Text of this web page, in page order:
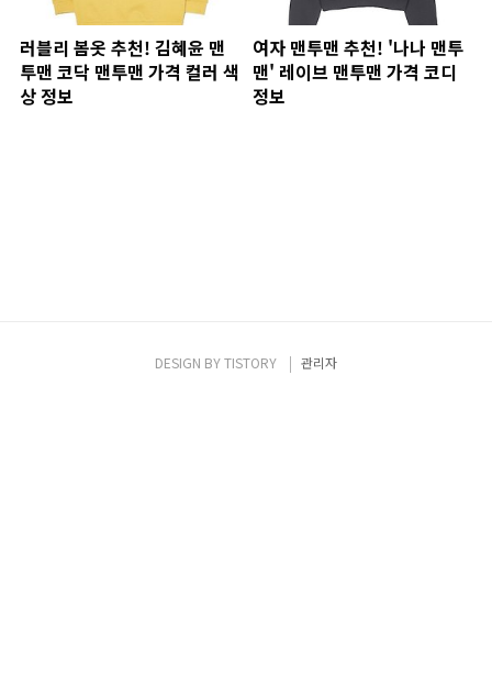
러블리 봄옷 추천! 김혜윤 맨
투맨 코닥 맨투맨 가격 컬러 색
상 정보
여자 맨투맨 추천! '나나 맨투
맨' 레이브 맨투맨 가격 코디
정보
DESIGN BYTISTORY 관리자